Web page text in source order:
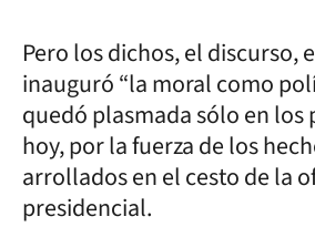
Pero los dichos, el discurso,
inauguró “la moral como
quedó plasmada sólo en los
hoy, por la fuerza de los
arrollados en el cesto de la
presidencial.